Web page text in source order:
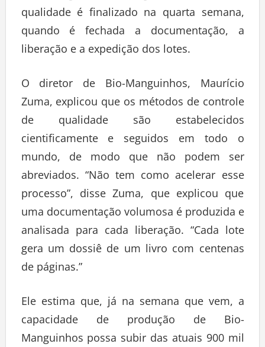
qualidade é finalizado na quarta semana,
quando é fechada a documentação, a
liberação e a expedição dos lotes.
O diretor de Bio-Manguinhos, Maurício
Zuma, explicou que os métodos de controle
de qualidade são estabelecidos
cientificamente e seguidos em todo o
mundo, de modo que não podem ser
abreviados. “Não tem como acelerar esse
processo”, disse Zuma, que explicou que
uma documentação volumosa é produzida e
analisada para cada liberação. “Cada lote
gera um dossiê de um livro com centenas
de páginas.”
Ele estima que, já na semana que vem, a
capacidade de produção de Bio-
Manguinhos possa subir das atuais 900 mil